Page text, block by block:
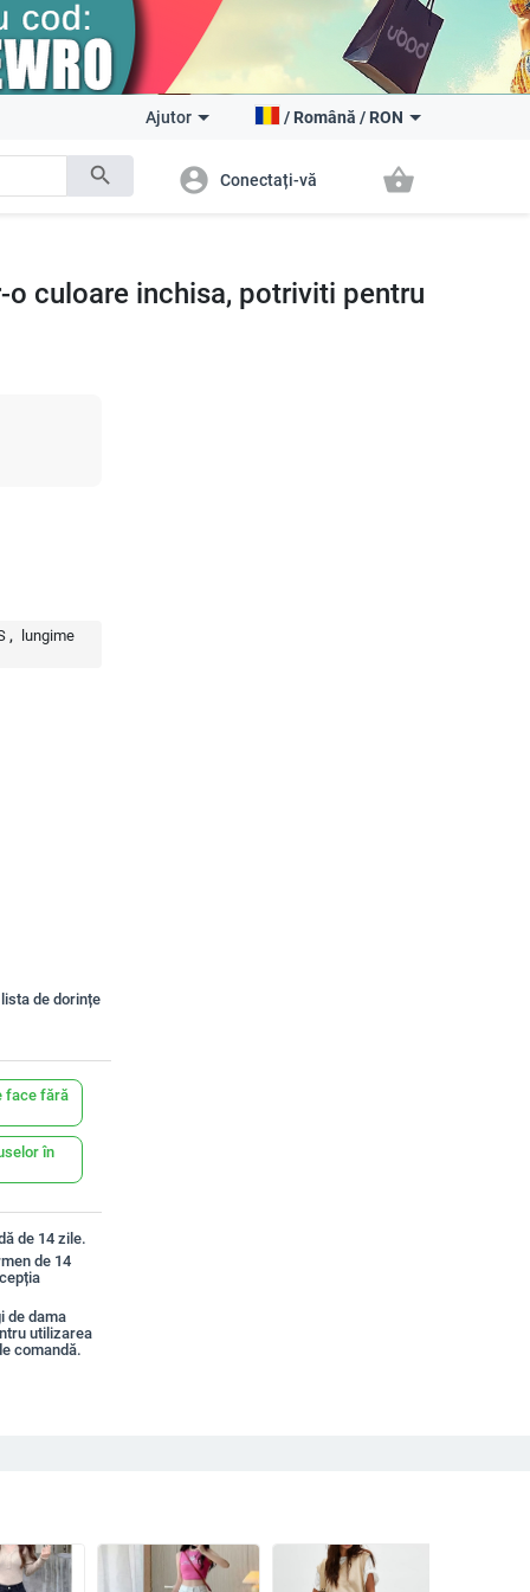
search
Ajutor / Română / RON
account_circle Conectați-vă shopping_basket
culoare inchisa, potriviti pentru
lungime
de dorințe
face fără
în
de 14 zile.
de 14
de dama
utilizarea
comandă.